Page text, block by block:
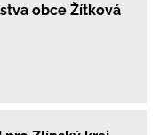
obce Žítková